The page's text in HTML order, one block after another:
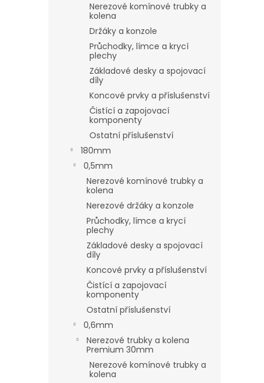
Nerezové komínové trubky a
kolena
Držáky a konzole
Průchodky, límce a krycí
plechy
Základové desky a spojovací
díly
Koncové prvky a příslušenství
Čistící a zapojovací
komponenty
Ostatní příslušenství
180mm
0,5mm
Nerezové komínové trubky a
kolena
Nerezové držáky a konzole
Průchodky, límce a krycí
plechy
Základové desky a spojovací
díly
Koncové prvky a příslušenství
Čistící a zapojovací
komponenty
Ostatní příslušenství
0,6mm
Nerezové trubky a kolena
Premium 30mm
Nerezové komínové trubky a
kolena